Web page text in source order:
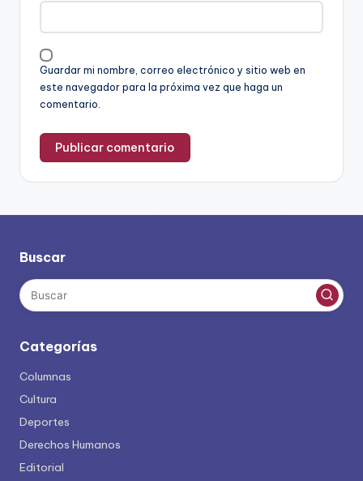
Guardar mi nombre, correo electrónico y sitio web en
este navegador para la próxima vez que haga un
comentario.
Buscar
Categorías
Columnas
Cultura
Deportes
Derechos Humanos
Editorial